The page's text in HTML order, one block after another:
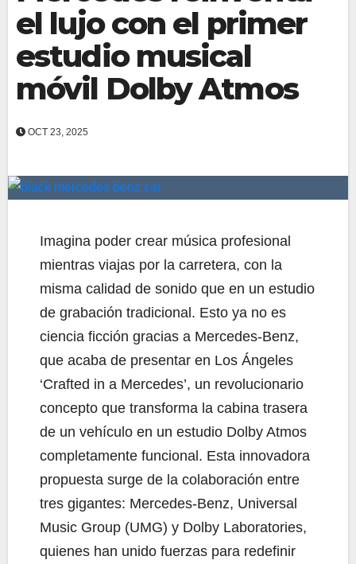
el lujo con el primer
estudio musical
móvil Dolby Atmos
OCT 23, 2025
Imagina poder crear música profesional
mientras viajas por la carretera, con la
misma calidad de sonido que en un estudio
de grabación tradicional. Esto ya no es
ciencia ficción gracias a Mercedes-Benz,
que acaba de presentar en Los Ángeles
‘Crafted in a Mercedes’, un revolucionario
concepto que transforma la cabina trasera
de un vehículo en un estudio Dolby Atmos
completamente funcional. Esta innovadora
propuesta surge de la colaboración entre
tres gigantes: Mercedes-Benz, Universal
Music Group (UMG) y Dolby Laboratories,
quienes han unido fuerzas para redefinir